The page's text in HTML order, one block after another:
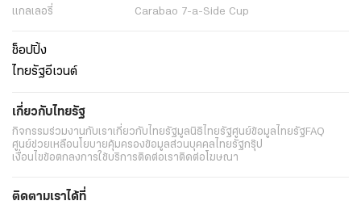
แกลเลอรี่
Carabao 7-a-Side Cup
ช็อปปิ้ง
ไทยรัฐอีเวนต์
เกี่ยวกับไทยรัฐ
กิจกรรมร่วมงานกับเราเกี่ยวกับไทยรัฐมูลนิธิไทยรัฐศูนย์ข้อมูลไทยรัฐFAQ
ศูนย์ช่วยเหลือนโยบายคุ้มครองข้อมูลส่วนบุคคลไทยรัฐกรุ๊ป
เงื่อนไขข้อตกลงการใช้บริการติดต่อเราติดต่อโฆษณา
ติดตามเราได้ที่